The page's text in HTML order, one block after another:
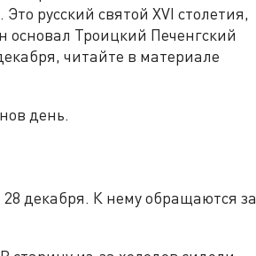
русский святой XVI столетия,
основал Троицкий Печенгский
читайте в материале
день.
декабря. К нему обращаются за